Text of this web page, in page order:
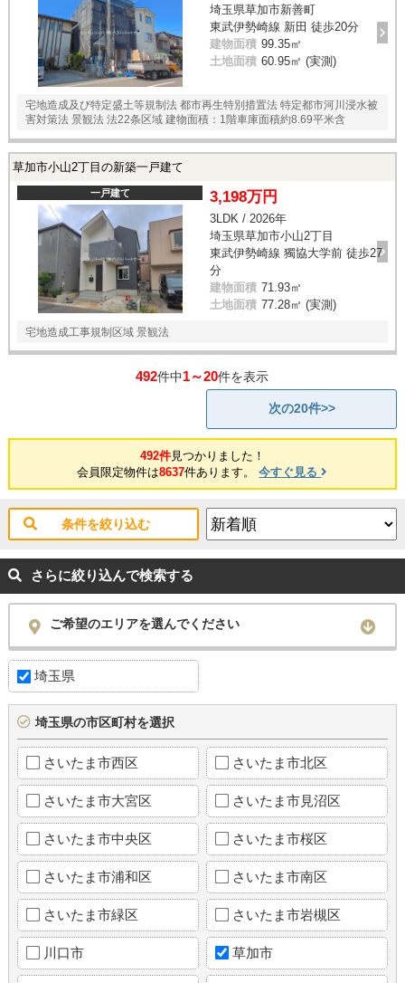
埼玉県草加市新善町
東武伊勢崎線 新田 徒歩20分
建物面積 99.35㎡
土地面積 60.95㎡ (実測)
宅地造成及び特定盛土等規制法 都市再生特別措置法 特定都市河川浸水被
害対策法 景観法 法22条区域 建物面積：1階車庫面積約8.69平米含
草加市小山2丁目の新築一戸建て
一戸建て 3,198万円
3LDK / 2026年
埼玉県草加市小山2丁目
東武伊勢崎線 獨協大学前 徒歩27
分
建物面積 71.93㎡
土地面積 77.28㎡ (実測)
宅地造成工事規制区域 景観法
492件中1～20件を表示
次の20件>>
492件見つかりました！
会員限定物件は8637件あります。今すぐ見る
条件を絞り込む
さらに絞り込んで検索する
ご希望のエリアを選んでください
埼玉県
埼玉県の市区町村を選択
さいたま市西区 さいたま市北区
さいたま市大宮区 さいたま市見沼区
さいたま市中央区 さいたま市桜区
さいたま市浦和区 さいたま市南区
さいたま市緑区 さいたま市岩槻区
川口市 草加市